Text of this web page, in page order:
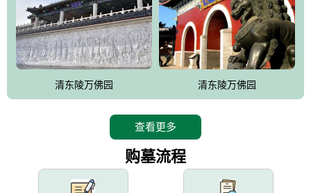
的地形优势，打造现代艺术园林，建设旅游景观、寺庙、酒店等综
合服务设施，服务于陵园经营，使企业的多元化经营项目相互依
托、相互促进，园区绿化覆盖率达90%。
设计建造各种墓地墓位3万个；主体建筑金宝塔，墓位容量8万个，
能适应不同消费阶层的需求，为客户提供墓碑设计制作服务、特色
清东陵万佛园 清东陵万佛园
查看更多
购墓流程